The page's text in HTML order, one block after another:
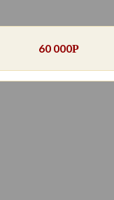
60 000Р